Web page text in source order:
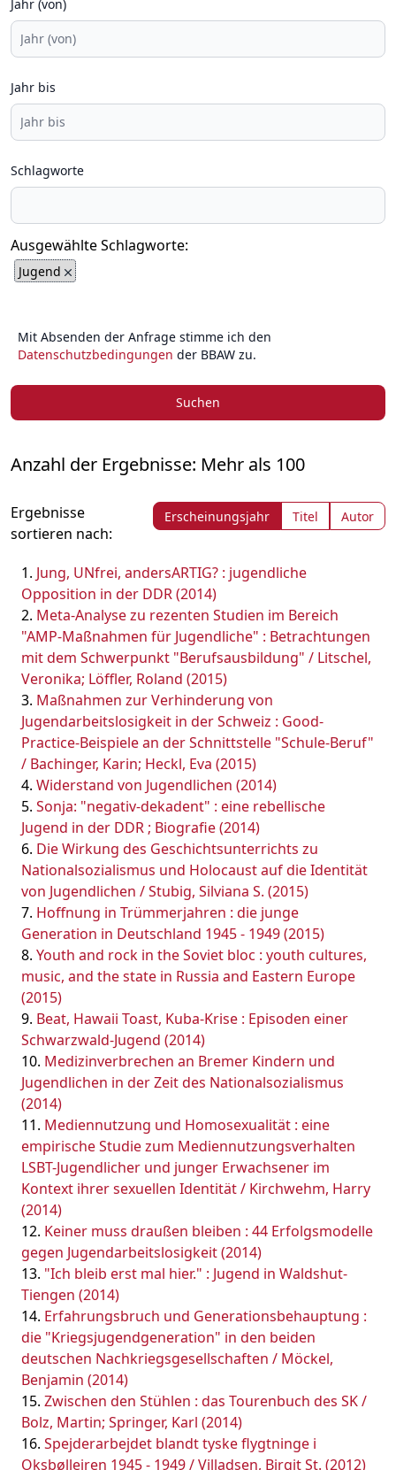
Jahr (von)
Jahr bis
Schlagworte
Ausgewählte Schlagworte:
Jugend
Mit Absenden der Anfrage stimme ich den
Datenschutzbedingungen der BBAW zu.
Suchen
Anzahl der Ergebnisse: Mehr als 100
Ergebnisse
sortieren nach:
Erscheinungsjahr Titel Autor
Jung, UNfrei, andersARTIG? : jugendliche
Opposition in der DDR (2014)
Meta-Analyse zu rezenten Studien im Bereich
"AMP-Maßnahmen für Jugendliche" : Betrachtungen
mit dem Schwerpunkt "Berufsausbildung" / Litschel,
Veronika; Löffler, Roland (2015)
Maßnahmen zur Verhinderung von
Jugendarbeitslosigkeit in der Schweiz : Good-
Practice-Beispiele an der Schnittstelle "Schule-Beruf"
/ Bachinger, Karin; Heckl, Eva (2015)
Widerstand von Jugendlichen (2014)
Sonja: "negativ-dekadent" : eine rebellische
Jugend in der DDR ; Biografie (2014)
Die Wirkung des Geschichtsunterrichts zu
Nationalsozialismus und Holocaust auf die Identität
von Jugendlichen / Stubig, Silviana S. (2015)
Hoffnung in Trümmerjahren : die junge
Generation in Deutschland 1945 - 1949 (2015)
Youth and rock in the Soviet bloc : youth cultures,
music, and the state in Russia and Eastern Europe
(2015)
Beat, Hawaii Toast, Kuba-Krise : Episoden einer
Schwarzwald-Jugend (2014)
Medizinverbrechen an Bremer Kindern und
Jugendlichen in der Zeit des Nationalsozialismus
(2014)
Mediennutzung und Homosexualität : eine
empirische Studie zum Mediennutzungsverhalten
LSBT-Jugendlicher und junger Erwachsener im
Kontext ihrer sexuellen Identität / Kirchwehm, Harry
(2014)
Keiner muss draußen bleiben : 44 Erfolgsmodelle
gegen Jugendarbeitslosigkeit (2014)
"Ich bleib erst mal hier." : Jugend in Waldshut-
Tiengen (2014)
Erfahrungsbruch und Generationsbehauptung :
die "Kriegsjugendgeneration" in den beiden
deutschen Nachkriegsgesellschaften / Möckel,
Benjamin (2014)
Zwischen den Stühlen : das Tourenbuch des SK /
Bolz, Martin; Springer, Karl (2014)
Spejderarbejdet blandt tyske flygtninge i
Oksbøllejren 1945 - 1949 / Villadsen, Birgit St. (2012)